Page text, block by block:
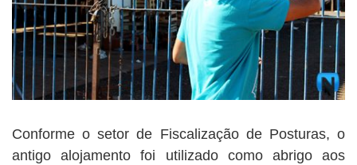
Conforme o setor de Fiscalização de Posturas, o
antigo alojamento foi utilizado como abrigo aos